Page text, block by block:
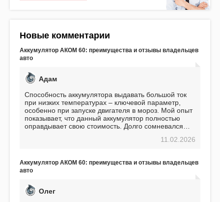
Новые комментарии
Аккумулятор АКОМ 60: преимущества и отзывы владельцев
авто
Адам
Способность аккумулятора выдавать большой ток
при низких температурах – ключевой параметр,
особенно при запуске двигателя в мороз. Мой опыт
показывает, что данный аккумулятор полностью
оправдывает свою стоимость. Долго сомневался
пожалел. Считаю, что это отличное вложение,11.02.2026
Аккумулятор АКОМ 60: преимущества и отзывы владельцев
авто
Олег